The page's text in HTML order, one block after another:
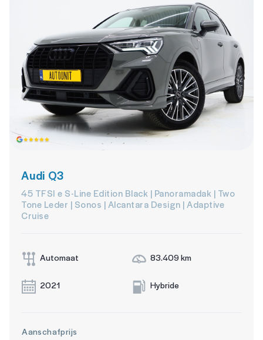
Audi Q3
45 TFSI e S-Line Edition Black | Panoramadak | Two
Tone Leder | Sonos | Alcantara Design | Adaptive
Cruise
Automaat 83.409 km
2021 Hybride
Aanschafprijs